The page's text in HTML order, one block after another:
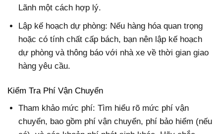
Lãnh một cách hợp lý.
Lập kế hoạch dự phòng: Nếu hàng hóa quan trọng
hoặc có tính chất cấp bách, bạn nên lập kế hoạch
dự phòng và thông báo với nhà xe về thời gian giao
hàng yêu cầu.
Kiểm Tra Phí Vận Chuyển
Tham khảo mức phí: Tìm hiểu rõ mức phí vận
chuyển, bao gồm phí vận chuyển, phí bảo hiểm (nếu